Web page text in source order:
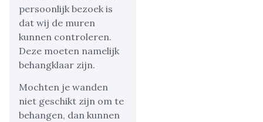
persoonlijk bezoek is
dat wij de muren
kunnen controleren.
Deze moeten namelijk
behangklaar zijn.
Mochten je wanden
niet geschikt zijn om te
behangen, dan kunnen